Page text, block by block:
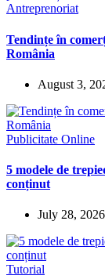
Antreprenoriat
Tendințe în
România
August 3,
Publicitate Online
5 modele de
conținut
July 28, 2026
Tutorial